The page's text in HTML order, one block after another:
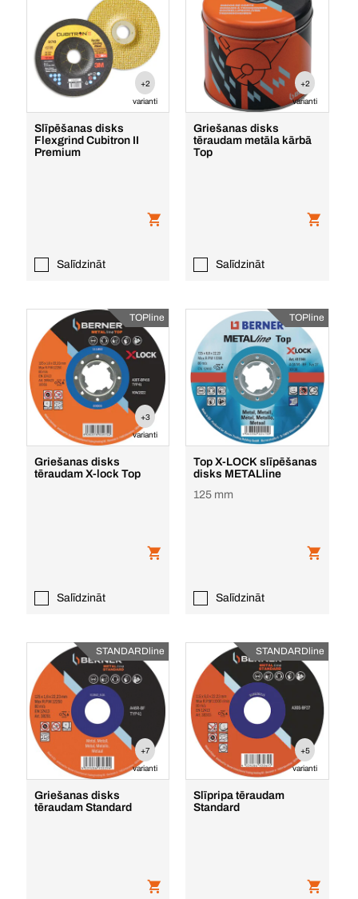
+2
varianti
Slīpēšanas disks
Flexgrind Cubitron II
Premium
Salīdzināt
+2
varianti
Griešanas disks
tēraudam metāla kārbā
Top
Salīdzināt
TOPline
+3
varianti
Griešanas disks
tēraudam X-lock Top
Salīdzināt
TOPline
Top X-LOCK slīpēšanas
disks METALline
125 mm
Salīdzināt
STANDARDline
+7
varianti
Griešanas disks
tēraudam Standard
STANDARDline
+5
varianti
Slīpripa tēraudam
Standard